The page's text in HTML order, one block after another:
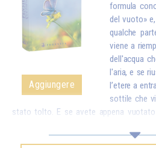
Aggiungere
formula
del vuoto»
qualche
viene a
dell'acqua
l'aria, e se
l’etere a
sottile che
stato tolto. E se avete appena
subito qualcosa per riempirvi.*